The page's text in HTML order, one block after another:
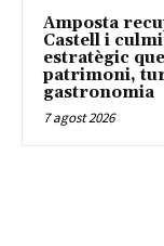
Amposta
Castell i
estratègic
patrimoni,
gastronomia
7 agost 2026